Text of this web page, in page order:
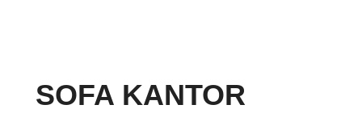
SOFA KANTOR